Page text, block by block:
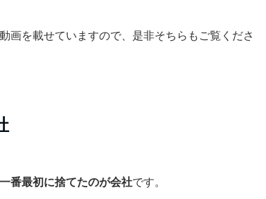
画を載せていますので、是非そちらもご覧くださ
番最初に捨てたのが会社です。